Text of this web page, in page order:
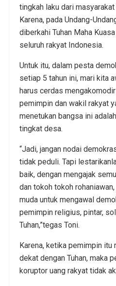
tingkah laku dari
Karena, pada Undang-
diberkahi Tuhan Maha
seluruh rakyat Indonesia.
Untuk itu, dalam pesta
setiap 5 tahun ini, mari kita
harus cerdas
pemimpin dan wakil rakyat
menetukan bangsa ini
tingkat desa.
“Jadi, jangan nodai
tidak peduli. Tapi
baik, dengan mengajak
dan tokoh tokoh
muda untuk mengawal
pemimpin religius, pintar,
Tuhan,”tegas Toni.
Karena, ketika pemimpin itu
dekat dengan Tuhan, maka
koruptor uang rakyat tidak